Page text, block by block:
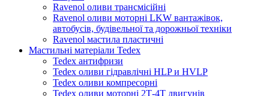
Ravenol оливи трансмісійні
Ravenol оливи моторні LKW вантажівок,
автобусів, будівельної та дорожньої техніки
Ravenol мастила пластичні
Мастильні матеріали Tedex
Tedex антифризи
Tedex оливи гідравлічні HLP и HVLP
Tedex оливи компресорні
Tedex оливи моторні 2Т-4Т двигунів